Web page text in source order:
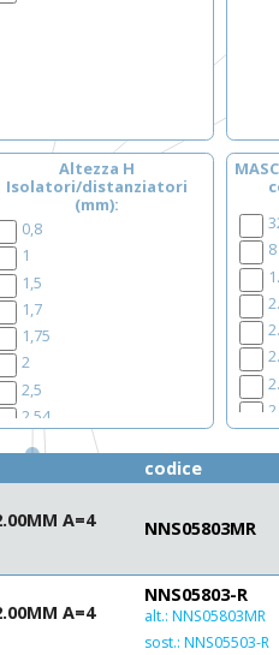
Altezza H
Isolatori/distanziatori
(mm)
0,8
1
1,5
1,7
1,75
2
2,5
2,54
3,2
4,3
4,6
4,9
8
3
4.9
codice
A=4 NNS05803MR
A=4
NNS05803-R
alt.: NNS05803MR
sost.: NNS05503-R